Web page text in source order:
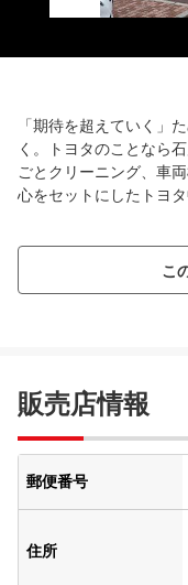
「期待を超えていく」
く。トヨタのことなら
ごとクリーニング、車
心をセットにしたトヨ
こ
販売店情報
郵便番号
住所